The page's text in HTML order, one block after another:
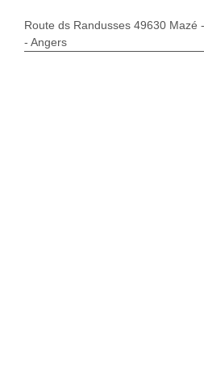
Route ds Randusses 49630 Mazé
- Angers